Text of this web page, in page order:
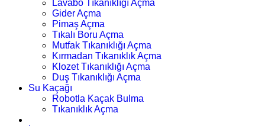
Lavabo Tıkanıklığı Açma
Gider Açma
Pimaş Açma
Tıkalı Boru Açma
Mutfak Tıkanıklığı Açma
Kırmadan Tıkanıklık Açma
Klozet Tıkanıklığı Açma
Duş Tıkanıklığı Açma
Su Kaçağı
Robotla Kaçak Bulma
Tıkanıklık Açma